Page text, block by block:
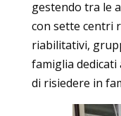
gestendo tra le
con sette centri
riabilitativi,
famiglia
di risiedere in